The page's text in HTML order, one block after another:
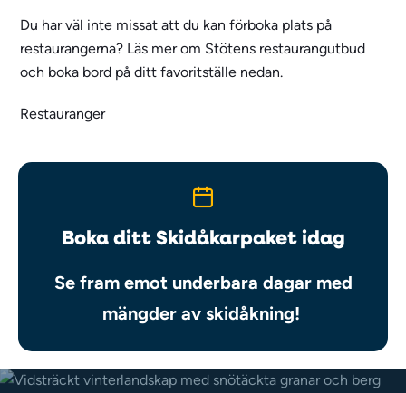
Du har väl inte missat att du kan förboka plats på
restaurangerna? Läs mer om Stötens restaurangutbud
och boka bord på ditt favoritställe nedan.
Restauranger
Boka ditt Skidåkarpaket idag
Se fram emot underbara dagar med
mängder av skidåkning!